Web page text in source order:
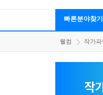
빠른분야찾기
웰컴 작가파
작